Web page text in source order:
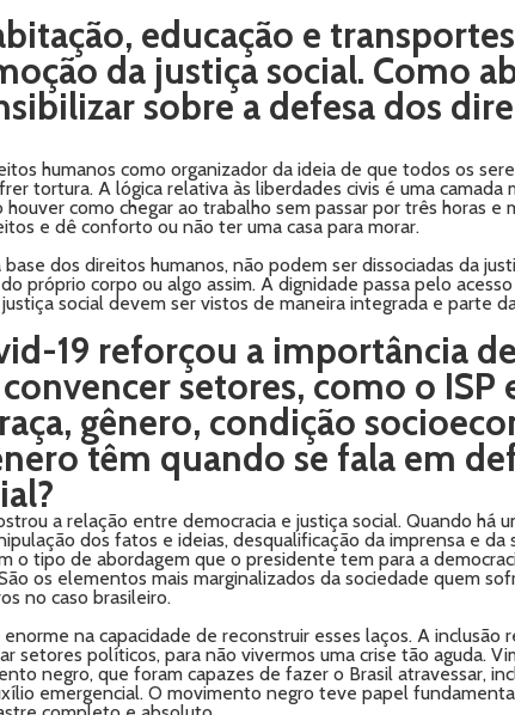
educação e
da justiça social. Como
sobre a defesa dos
humanos como organizador da ideia de que todos os
tortura. A lógica relativa às liberdades civis é uma
como chegar ao trabalho sem passar por três horas
e dê conforto ou não ter uma casa para morar.
dos direitos humanos, não podem ser dissociadas da
próprio corpo ou algo assim. A dignidade passa pelo
social devem ser vistos de maneira integrada e parte
19 reforçou a importância
setores, como o
gênero, condição
têm quando se fala em
a relação entre democracia e justiça social. Quando há
dos fatos e ideias, desqualificação da imprensa e
tipo de abordagem que o presidente tem para a
os elementos mais marginalizados da sociedade quem
no caso brasileiro.
na capacidade de reconstruir esses laços. A inclusão
setores políticos, para não vivermos uma crise tão aguda.
negro, que foram capazes de fazer o Brasil atravessar,
emergencial. O movimento negro teve papel